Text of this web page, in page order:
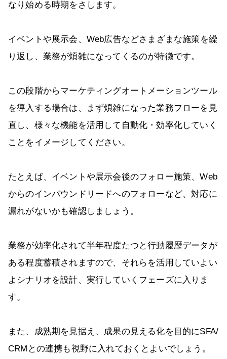
なり始める時期をさします。
イベントや展示会、Web広告などさまざまな施策を繰
り返し、業務が煩雑になってくるのが特徴です。
この段階からマーケティングオートメーションツール
を導入する場合は、まず煩雑になった業務フローを見
直し、様々な機能を活用して自動化・効率化していく
ことをイメージしてください。
たとえば、イベントや展示会後のフォロー施策、Web
からのインバウンドリードへのフォローなど、対応に
漏れがないかも確認しましょう。
業務が効率化されて半年程度たつと行動履歴データが
ある程度蓄積されますので、それらを活用していよい
よシナリオを設計、実行していくフェーズに入りま
す。
また、成熟期を見据え、成果の見える化を目的にSFA/
CRMとの連携も視野に入れておくとよいでしょう。